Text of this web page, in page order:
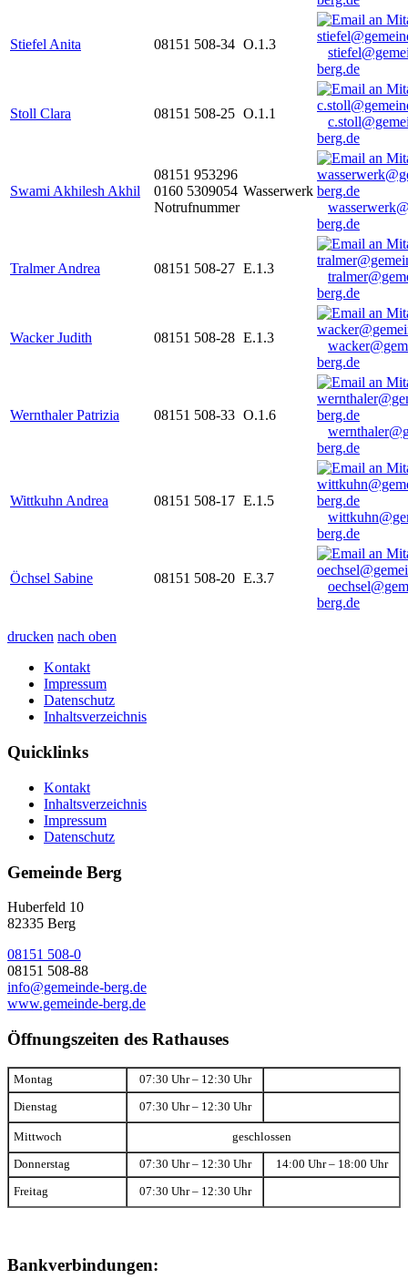
Stiefel Anita 08151 508-34 O.1.3
berg.de
Stoll Clara 08151 508-25 O.1.1
berg.de
Swami Akhilesh Akhil
08151 953296
0160 5309054
Notrufnummer
Wasserwerk
berg.de
Tralmer Andrea 08151 508-27 E.1.3
berg.de
Wacker Judith 08151 508-28 E.1.3
berg.de
Wernthaler Patrizia 08151 508-33 O.1.6
berg.de
Wittkuhn Andrea 08151 508-17 E.1.5
berg.de
Öchsel Sabine 08151 508-20 E.3.7
berg.de
drucken nach oben
Kontakt
Impressum
Datenschutz
Inhaltsverzeichnis
Quicklinks
Kontakt
Inhaltsverzeichnis
Impressum
Datenschutz
Gemeinde Berg
Huberfeld 10
82335 Berg
08151 508-0
08151 508-88
info@gemeinde-berg.de
www.gemeinde-berg.de
Öffnungszeiten des Rathauses
Montag 07:30 Uhr – 12:30 Uhr
Dienstag 07:30 Uhr – 12:30 Uhr
Mittwoch geschlossen
Donnerstag 07:30 Uhr – 12:30 Uhr 14:00 Uhr – 18:00 Uhr
Freitag 07:30 Uhr – 12:30 Uhr
Bankverbindungen: